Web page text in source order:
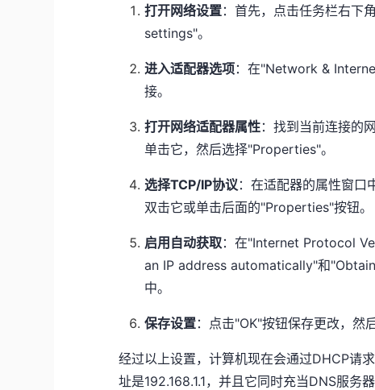
打开网络设置：首先，点击任务栏右下
settings"。
进入适配器选项：在"Network &
接。
打开网络适配器属性：找到当前连接的
单击它，然后选择"Properties"。
选择TCP/IP协议：在适配器的属性窗
双击它或单击后面的"Properties"按钮。
启用自动获取：在"Internet Protocol
an IP address automatically"和
中。
保存设置：点击"OK"按钮保存更改，然
经过以上设置，计算机现在会通过DHCP请
址是192.168.1.1，并且它同时充当DNS服务